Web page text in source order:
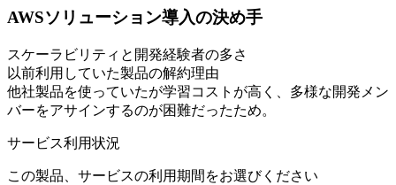
AWSソリューション導入の決め手
スケーラビリティと開発経験者の多さ
以前利用していた製品の解約理由
他社製品を使っていたが学習コストが高く、多様な開発メン
バーをアサインするのが困難だったため。
サービス利用状況
この製品、サービスの利用期間をお選びください